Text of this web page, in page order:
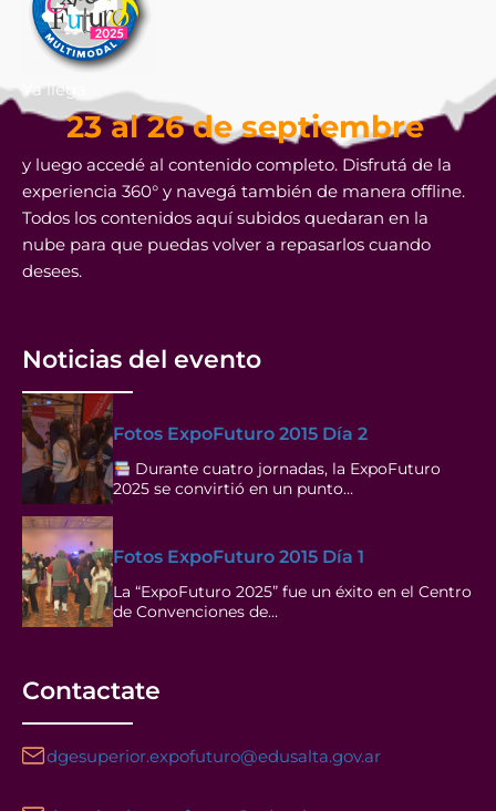
Ya llega
23 al 26 de septiembre
y luego accedé al contenido completo. Disfrutá de la
experiencia 360° y navegá también de manera offline.
Todos los contenidos aquí subidos quedaran en la
nube para que puedas volver a repasarlos cuando
desees.
Noticias del evento
Fotos ExpoFuturo 2015 Día 2
Durante cuatro jornadas, la ExpoFuturo
2025 se convirtió en un punto…
Fotos ExpoFuturo 2015 Día 1
La “ExpoFuturo 2025” fue un éxito en el Centro
de Convenciones de…
Contactate
dgesuperior.expofuturo@edusalta.gov.ar